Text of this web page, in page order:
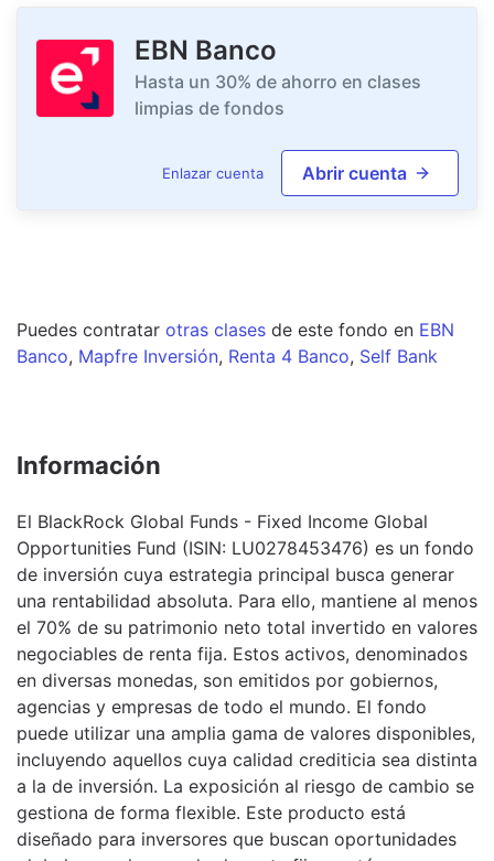
EBN Banco
Hasta un 30% de ahorro en clases
limpias de fondos
Enlazar cuenta Abrir cuenta
Puedes contratar otras clases de este fondo en EBN
Banco, Mapfre Inversión, Renta 4 Banco, Self Bank
Información
El BlackRock Global Funds - Fixed Income Global
Opportunities Fund (ISIN: LU0278453476) es un fondo
de inversión cuya estrategia principal busca generar
una rentabilidad absoluta. Para ello, mantiene al menos
el 70% de su patrimonio neto total invertido en valores
negociables de renta fija. Estos activos, denominados
en diversas monedas, son emitidos por gobiernos,
agencias y empresas de todo el mundo. El fondo
puede utilizar una amplia gama de valores disponibles,
incluyendo aquellos cuya calidad crediticia sea distinta
a la de inversión. La exposición al riesgo de cambio se
gestiona de forma flexible. Este producto está
diseñado para inversores que buscan oportunidades